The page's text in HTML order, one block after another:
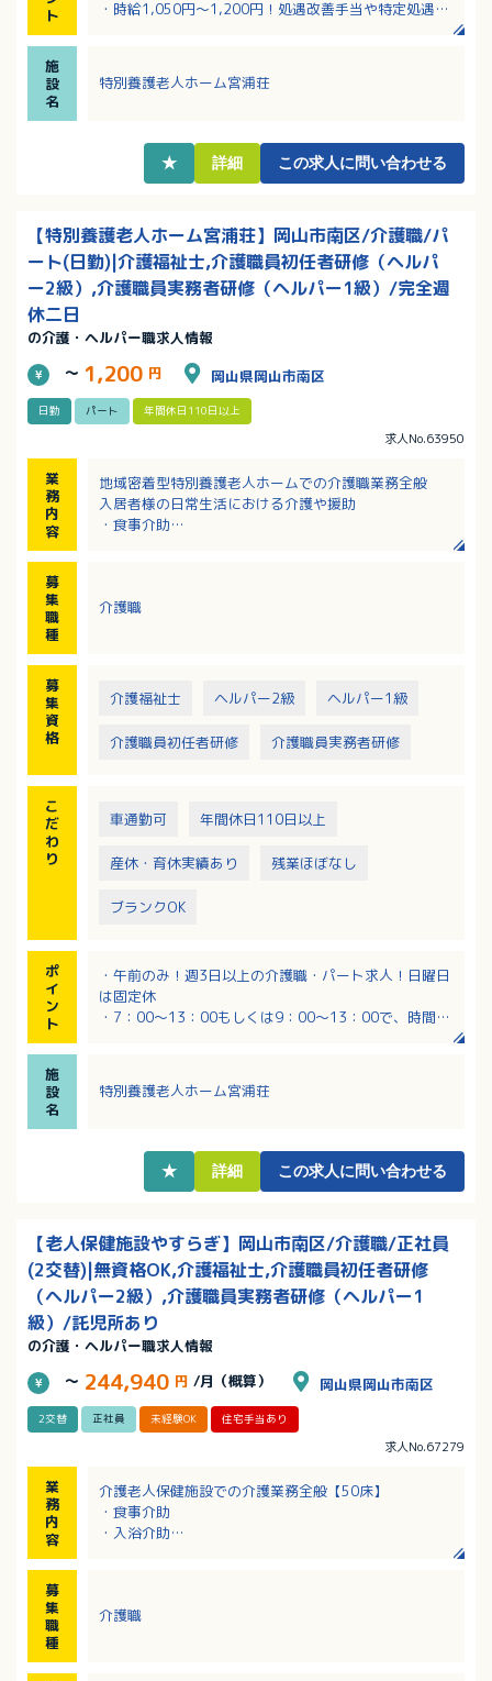
ト
・時給1,050円～1,200円！処遇改善手当や特定処遇改
で安心してご応募ください
・正社員登用制度あり！過去3年で2名の登用実績があ
は配慮がある職場ですのでご安心ください
施
設
名
特別養護老人ホーム宮浦荘
★ 詳細 この求人に問い合わせる
【特別養護老人ホーム宮浦荘】岡山市南区/介護職/パ
ート(日勤)|介護福祉士,介護職員初任者研修（ヘルパ
ー2級）,介護職員実務者研修（ヘルパー1級）/完全週
休二日
の介護・ヘルパー職求人情報
～ 1,200 円 岡山県岡山市南区
日勤 パート 年間休日110日以上
求人No.63950
業
務
内
容
地域密着型特別養護老人ホームでの介護職業務全般
入居者様の日常生活における介護や援助
・食事介助
・入浴介助等
募
集
職
種
介護職
募
集
資
格
介護福祉士 ヘルパー2級 ヘルパー1級
介護職員初任者研修 介護職員実務者研修
こ
だ
わ
り
車通勤可 年間休日110日以上
産休・育休実績あり 残業ほぼなし
ブランクOK
ポ
イ
ン
ト
・午前のみ！週3日以上の介護職・パート求人！日曜日
は固定休
・7：00～13：00もしくは9：00～13：00で、時間帯
は、資格手当が追加でつきます！
・ブランクある方や経験の浅い方もサポートしますの
は配慮がある職場ですのでご安心ください
施
設
名
特別養護老人ホーム宮浦荘
★ 詳細 この求人に問い合わせる
【老人保健施設やすらぎ】岡山市南区/介護職/正社員
(2交替)|無資格OK,介護福祉士,介護職員初任者研修
（ヘルパー2級）,介護職員実務者研修（ヘルパー1
級）/託児所あり
の介護・ヘルパー職求人情報
～ 244,940 円 /月（概算） 岡山県岡山市南区
2交替 正社員 未経験OK 住宅手当あり
求人No.67279
業
務
内
容
介護老人保健施設での介護業務全般【50床】
・食事介助
・入浴介助
※日勤のみから開始
募
集
職
種
介護職